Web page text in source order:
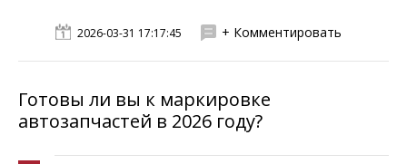
2026-03-31 17:17:45 + Комментировать
Готовы ли вы к маркировке
автозапчастей в 2026 году?